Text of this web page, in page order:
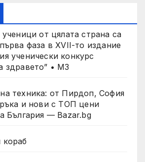
от цялата страна са
фаза в XVII-то издание
ученически конкурс
здравето” • МЗ
техника: от Пирдоп, София
и нови с ТОП цени
България — Bazar.bg